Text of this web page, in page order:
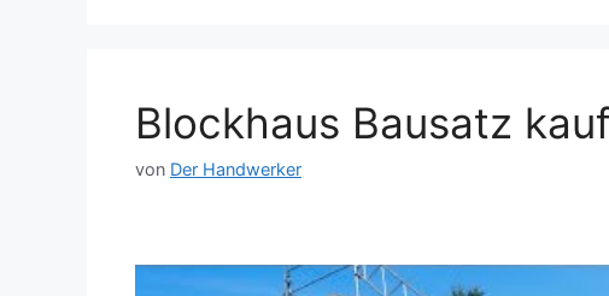
Blockhaus Bausatz
von Der Handwerker